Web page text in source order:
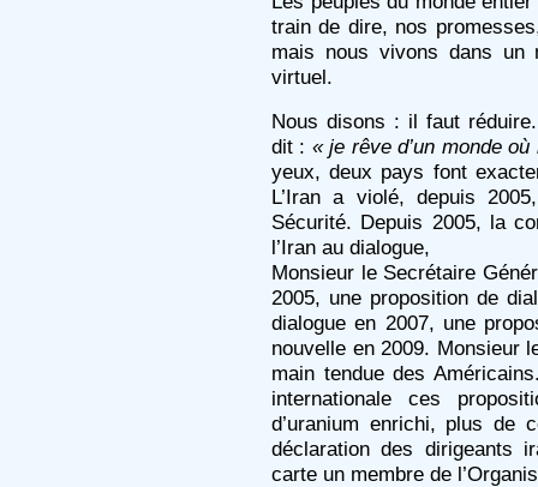
train de dire, nos
mais nous vivons dans un
virtuel.
Nous disons : il faut
dit : « je rêve d’un monde
yeux, deux pays font
L’Iran a violé, depuis
Sécurité. Depuis 2005, la
l’Iran au dialogue,
Monsieur le Secrétaire
2005, une proposition de
dialogue en 2007, une
nouvelle en 2009. Monsieur
main tendue des
internationale ces
d’uranium enrichi, plus de
déclaration des dirigeants
carte un membre de